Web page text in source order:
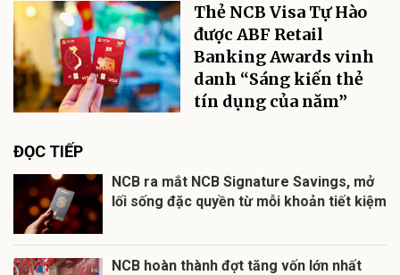
Thẻ NCB Visa Tự Hào
được ABF Retail
Banking Awards vinh
danh “Sáng kiến thẻ
tín dụng của năm”
ĐỌC TIẾP
NCB ra mắt NCB Signature Savings, mở
lối sống đặc quyền từ mỗi khoản tiết kiệm
NCB hoàn thành đợt tăng vốn lớn nhất